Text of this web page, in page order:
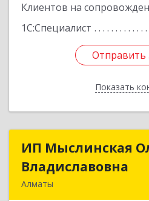
Клиентов на
1С:Специалист
Отправить
Показать
Отправить
Назад
ИП Мыслинская
Владиславовна
Алматы
ИП